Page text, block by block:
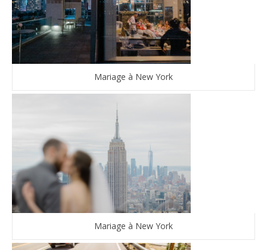
Mariage à New York
Mariage à New York